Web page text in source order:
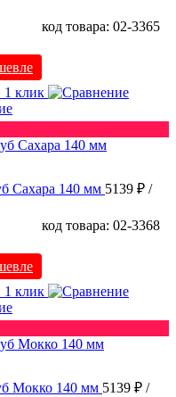
код товара: 02-3365
1 клик
Сахара 140 мм 5139 ₽ /
код товара: 02-3368
1 клик
Мокко 140 мм 5139 ₽ /